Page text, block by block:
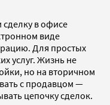
в офисе
виде
Для простых
услуг. Жизнь не
но на вторичном
с продавцом —
цепочку сделок.